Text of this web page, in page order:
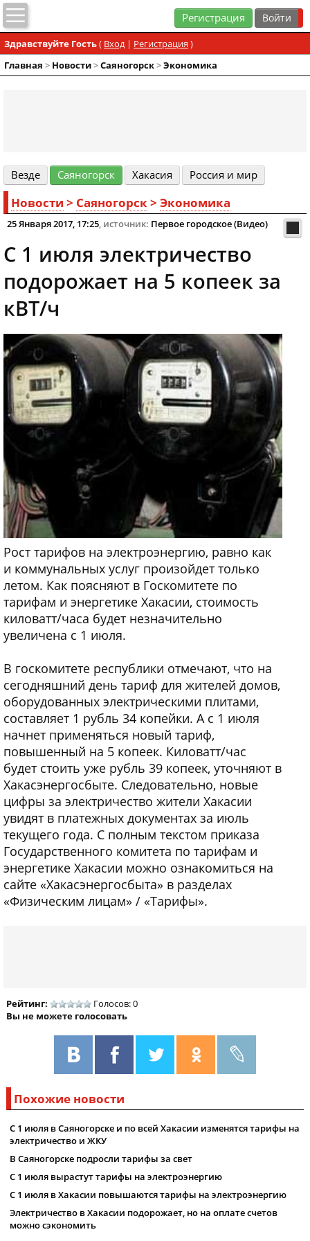
Регистрация
Здравствуйте Гость( Вход| Регистрация )
Главная > Новости>Cаяногорск>Экономика
Везде Cаяногорск Хакасия Россия и мир
Новости > Cаяногорск> Экономика
25 Января 2017, 17:25, источник: Первое городское (Видео)
С 1 июля электричество
подорожает на 5 копеек за
кВТ/ч
Рост тарифов на электроэнергию, равно как
и коммунальных услуг произойдет только
летом. Как поясняют в Госкомитете по
тарифам и энергетике Хакасии, стоимость
киловатт/часа будет незначительно
увеличена с 1 июля.
В госкомитете республики отмечают, что на
сегодняшний день тариф для жителей домов,
оборудованных электрическими плитами,
составляет 1 рубль 34 копейки. А с 1 июля
начнет применяться новый тариф,
повышенный на 5 копеек. Киловатт/час
будет стоить уже рубль 39 копеек, уточняют в
Хакасэнергосбыте. Следовательно, новые
цифры за электричество жители Хакасии
увидят в платежных документах за июль
текущего года. С полным текстом приказа
Государственного комитета по тарифам и
энергетике Хакасии можно ознакомиться на
сайте «Хакасэнергосбыта» в разделах
«Физическим лицам» / «Тарифы».
Рейтинг:
Голосов: 0
Вы не можете голосовать
Похожие новости
С 1 июля в Саяногорске и по всей Хакасии изменятся тарифы на
электричество и ЖКУ
В Саяногорске подросли тарифы за свет
С 1 июля вырастут тарифы на электроэнергию
С 1 июля в Хакасии повышаются тарифы на электроэнергию
Электричество в Хакасии подорожает, но на оплате счетов
можно сэкономить